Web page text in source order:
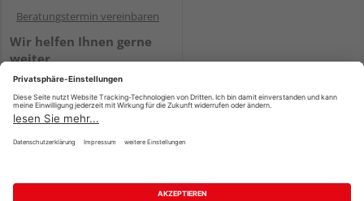
Beratungstermin vereinbaren
Wir helfen Ihnen gerne
weiter
Tel.:+49 5647 94660
WhatsApp
Impressum AGB Widerruf Datenschutz